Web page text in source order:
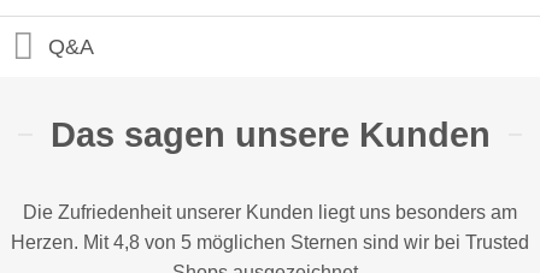
Q&A
Das sagen unsere Kunden
Die Zufriedenheit unserer Kunden liegt uns besonders am
Herzen. Mit 4,8 von 5 möglichen Sternen sind wir bei Trusted